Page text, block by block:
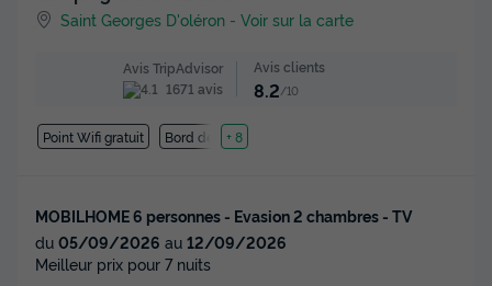
Saint Georges D'oléron -Voir sur la carte
Avis TripAdvisor
1671 avis
Avis clients
8.2/10
Point Wifi gratuit Bord de mer
+ 8
MOBILHOME 6 personnes - Evasion 2 chambres - TV
du 05/09/2026 au 12/09/2026
Meilleur prix pour 7 nuits